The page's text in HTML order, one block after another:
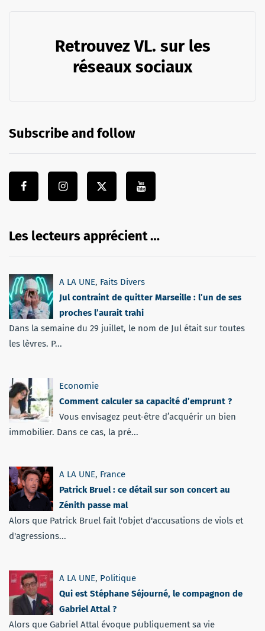
Retrouvez VL. sur les
réseaux sociaux
Subscribe and follow
Les lecteurs apprécient …
A LA UNE, Faits Divers
Jul contraint de quitter Marseille : l’un de ses
proches l’aurait trahi
Dans la semaine du 29 juillet, le nom de Jul était sur toutes
les lèvres. P...
Economie
Comment calculer sa capacité d’emprunt ?
Vous envisagez peut-être d’acquérir un bien
immobilier. Dans ce cas, la pré...
A LA UNE, France
Patrick Bruel : ce détail sur son concert au
Zénith passe mal
Alors que Patrick Bruel fait l'objet d'accusations de viols et
d'agressions...
A LA UNE, Politique
Qui est Stéphane Séjourné, le compagnon de
Gabriel Attal ?
Alors que Gabriel Attal évoque publiquement sa vie